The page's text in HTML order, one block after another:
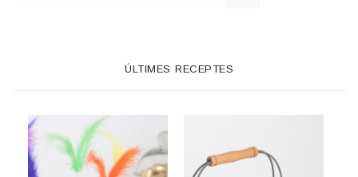
ÚLTIMES RECEPTES